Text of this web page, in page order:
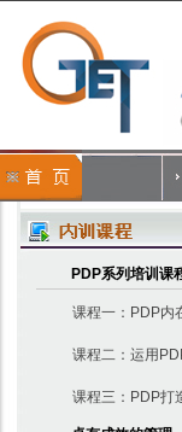
PDP系列培训课
课程一：PDP内
课程二：运用
课程三：PDP打